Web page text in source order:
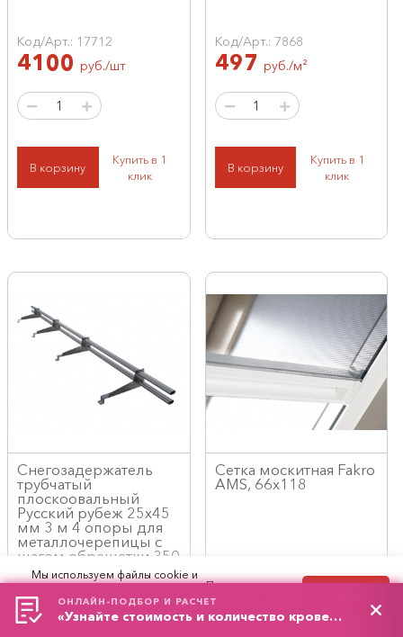
Код/Арт.: 17712
4100 руб./шт
В корзину
Купить в 1
клик
Код/Арт.: 7868
497 руб./м²
В корзину
Купить в 1
клик
Снегозадержатель
трубчатый
плоскоовальный
Русский рубеж 25х45
мм 3 м 4 опоры для
металлочерепицы с
шагом обрешетки 350
мм RAL 7024 Серый
графит
Код/Арт.: 9163
3300
Сетка москитная Fakro
AMS, 66x118
18928
Мы используем файлы cookie и
рекомендательные технологии. Продолжая
работу с сайтом, вы соглашаетесь с
обработки персональных данных и
пользования сайтом.
ОНЛАЙН-ПОДБОР И РАСЧЕТ
«Узнайте стоимость и количество кровельного материала»